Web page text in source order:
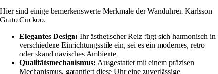
Hier sind einige bemerkenswerte Merkmale der Wanduhren Karlsson
Grato Cuckoo:
Elegantes Design: Ihr ästhetischer Reiz fügt sich harmonisch in
verschiedene Einrichtungsstile ein, sei es ein modernes, retro
oder skandinavisches Ambiente.
Qualitätsmechanismus: Ausgestattet mit einem präzisen
Mechanismus, garantiert diese Uhr eine zuverlässige